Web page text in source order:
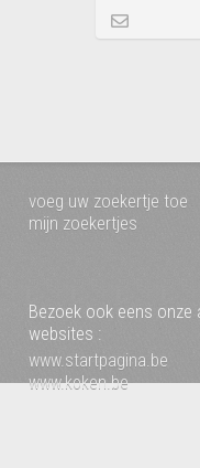
voeg uw zoekertje toe
mijn zoekertjes
Bezoek ook eens onze
websites :
www.startpagina.be
www.koken.be